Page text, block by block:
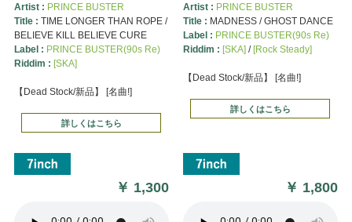
Artist : PRINCE BUSTER
Title : TIME LONGER THAN ROPE /
BELIEVE KILL BELIEVE CURE
Label : PRINCE BUSTER(90s Re)
Riddim : [SKA]
【Dead Stock/新品】 [名曲!]
詳しくはこちら
￥ 1,300
Artist : PRINCE BUSTER
Title : MADNESS / GHOST DANCE
Label : PRINCE BUSTER(90s Re)
Riddim : [SKA]/[Rock Steady]
【Dead Stock/新品】 [名曲!]
詳しくはこちら
￥ 1,800